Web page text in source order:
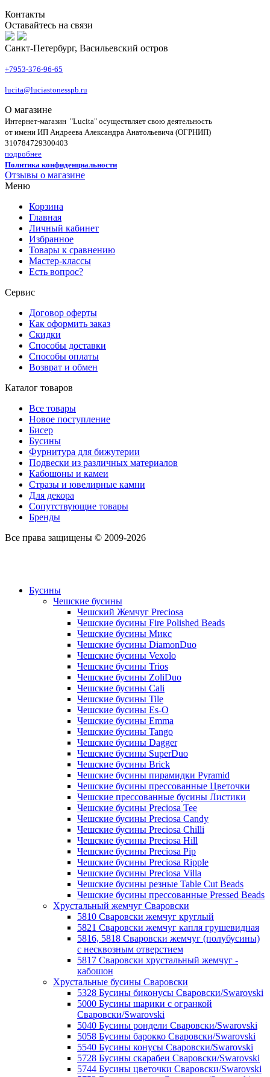
Контакты
Оставайтесь на связи
Санкт-Петербург, Васильевский остров
+7953-376-96-65
lucita@luciastonesspb.ru
О магазине
Интернет-магазин "Lucita" осуществляет свою деятельность
от имени ИП Андреева Александра Анатольевича (ОГРНИП)
310784729300403
подробнее
Политика конфиденциальности
Отзывы о магазине
Меню
Корзина
Главная
Личный кабинет
Избранное
Товары к сравнению
Мастер-классы
Есть вопрос?
Сервис
Договор оферты
Как оформить заказ
Скидки
Способы доставки
Способы оплаты
Возврат и обмен
Каталог товаров
Все товары
Новое поступление
Бисер
Бусины
Фурнитура для бижутерии
Подвески из различных материалов
Кабошоны и камеи
Стразы и ювелирные камни
Для декора
Сопутствующие товары
Бренды
Все права защищены © 2009-2026
Бусины
Чешские бусины
Чешский Жемчуг Preciosa
Чешские бусины Fire Polished Beads
Чешские бусины Микс
Чешские бусины DiamonDuo
Чешские бусины Vexolo
Чешские бусины Trios
Чешские бусины ZoliDuo
Чешские бусины Cali
Чешские бусины Tile
Чешские бусины Es-O
Чешские бусины Emma
Чешские бусины Tango
Чешские бусины Dagger
Чешские бусины SuperDuo
Чешские бусины Brick
Чешские бусины пирамидки Pyramid
Чешские бусины прессованные Цветочки
Чешские прессованные бусины Листики
Чешские бусины Preciosa Tee
Чешские бусины Preciosa Candy
Чешские бусины Preciosa Chilli
Чешские бусины Preciosa Hill
Чешские бусины Preciosa Pip
Чешские бусины Preciosa Ripple
Чешские бусины Preciosa Villa
Чешские бусины резные Table Cut Beads
Чешские бусины прессованные Pressed Beads
Хрустальный жемчуг Сваровски
5810 Сваровски жемчуг круглый
5821 Сваровски жемчуг капля грушевидная
5816, 5818 Сваровски жемчуг (полубусины)
с несквозным отверстием
5817 Сваровски хрустальный жемчуг -
кабошон
Хрустальные бусины Сваровски
5328 Бусины биконусы Сваровски/Swarovski
5000 Бусины шарики с огранкой
Сваровски/Swarovski
5040 Бусины рондели Сваровски/Swarovski
5058 Бусины барокко Сваровски/Swarovski
5540 Бусины конусы Сваровски/Swarovski
5728 Бусины скарабеи Сваровски/Swarovski
5744 Бусины цветочки Сваровски/Swarovski